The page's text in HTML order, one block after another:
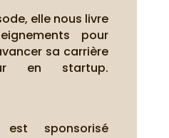
elle nous livre
pour
sa carrière
en startup.
sponsorisé